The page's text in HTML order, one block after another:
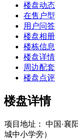
楼盘动态
在售户型
用户问答
楼盘相册
楼栋信息
楼盘详情
周边配套
楼盘点评
楼盘详情
项目地址：
中国·襄
城中小学旁）